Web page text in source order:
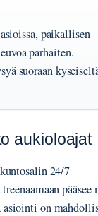
paikallisen
parhaiten.
suoraan
aukioloajat
24/7
asiointi on